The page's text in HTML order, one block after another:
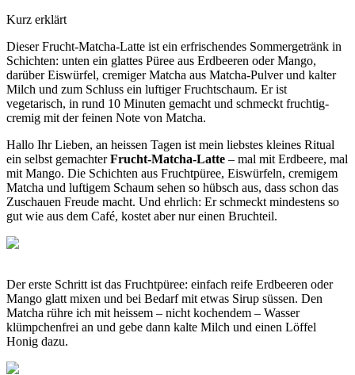
Kurz erklärt
Dieser Frucht-Matcha-Latte ist ein erfrischendes Sommergetränk in
Schichten: unten ein glattes Püree aus Erdbeeren oder Mango,
darüber Eiswürfel, cremiger Matcha aus Matcha-Pulver und kalter
Milch und zum Schluss ein luftiger Fruchtschaum. Er ist
vegetarisch, in rund 10 Minuten gemacht und schmeckt fruchtig-
cremig mit der feinen Note von Matcha.
Hallo Ihr Lieben, an heissen Tagen ist mein liebstes kleines Ritual
ein selbst gemachterFrucht-Matcha-Latte – mal mit Erdbeere, mal
mit Mango. Die Schichten aus Fruchtpüree, Eiswürfeln, cremigem
Matcha und luftigem Schaum sehen so hübsch aus, dass schon das
Zuschauen Freude macht. Und ehrlich: Er schmeckt mindestens so
gut wie aus dem Café, kostet aber nur einen Bruchteil.
Der erste Schritt ist das Fruchtpüree: einfach reife Erdbeeren oder
Mango glatt mixen und bei Bedarf mit etwas Sirup süssen. Den
Matcha rühre ich mit heissem – nicht kochendem – Wasser
klümpchenfrei an und gebe dann kalte Milch und einen Löffel
Honig dazu.